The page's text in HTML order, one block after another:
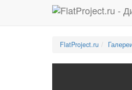
FlatProject.ru